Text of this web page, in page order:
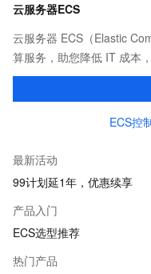
云服务器ECS
云服务器 ECS（Elastic
算服务，助您降低 IT 成本
创新。
ECS控
最新活动
99计划延1年，优惠续享
产品入门
ECS选型推荐
热门产品